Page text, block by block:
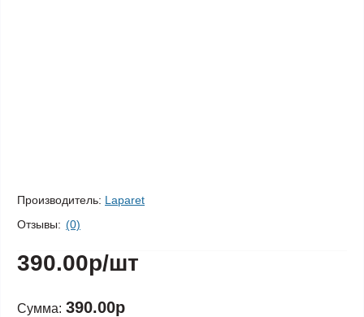
Производитель: Laparet
Отзывы: (0)
390.00р/шт
Сумма: 390.00р